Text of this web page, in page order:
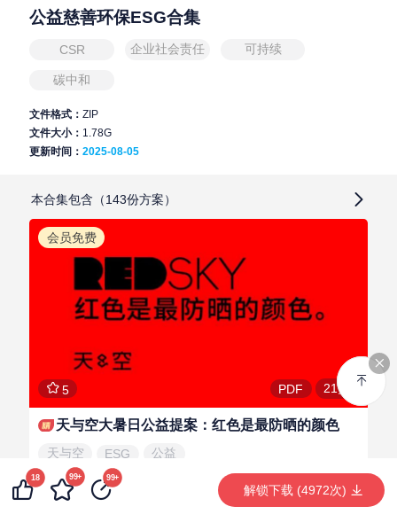
公益慈善环保ESG合集
CSR 企业社会责任 可持续
碳中和
文件格式：ZIP
文件大小： 1.78G
更新时间：2025-08-05
本合集包含（143份方案）
会员免费
5 PDF 21页
天与空大暑日公益提案：红色是最防晒的颜色
天与空 ESG 公益
方案靓过花 LV.2
18 99+ 99+
解锁下载 (4972次)